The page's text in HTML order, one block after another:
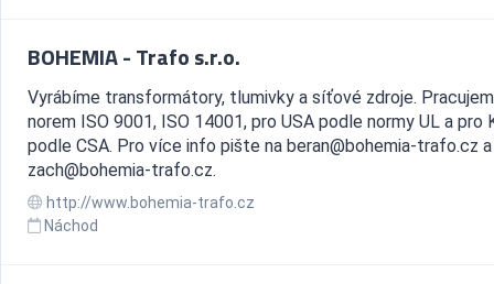
BOHEMIA - Trafo s.r.o.
Vyrábíme transformátory, tlumivky a síťové zdroje.
norem ISO 9001, ISO 14001, pro USA podle normy UL a pro
podle CSA. Pro více info pište na beran@bohemia-trafo.cz a
zach@bohemia-trafo.cz.
http://www.bohemia-trafo.cz
Náchod